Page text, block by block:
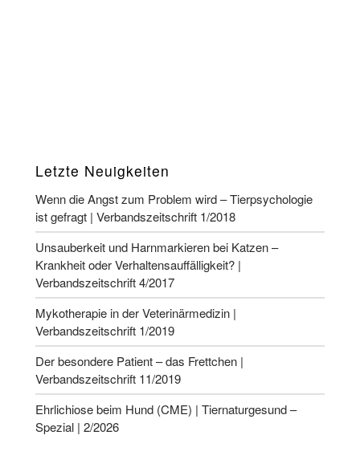
Letzte Neuigkeiten
Wenn die Angst zum Problem wird – Tierpsychologie
ist gefragt | Verbandszeitschrift 1/2018
Unsauberkeit und Harnmarkieren bei Katzen –
Krankheit oder Verhaltensauffälligkeit? |
Verbandszeitschrift 4/2017
Mykotherapie in der Veterinärmedizin |
Verbandszeitschrift 1/2019
Der besondere Patient – das Frettchen |
Verbandszeitschrift 11/2019
Ehrlichiose beim Hund (CME) | Tiernaturgesund –
Spezial | 2/2026